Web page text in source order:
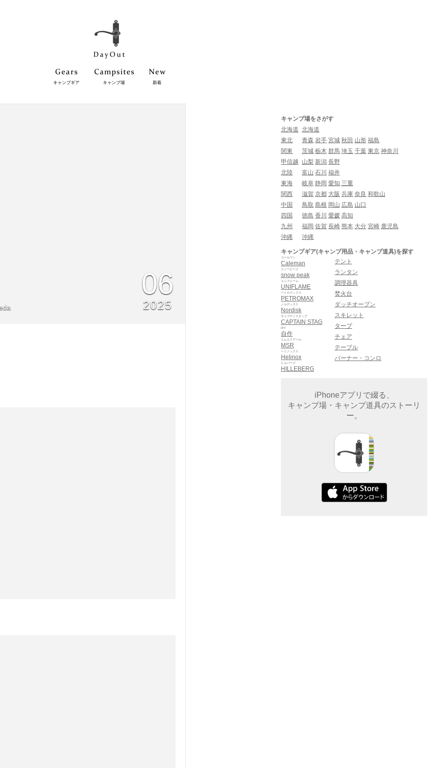
キャンプギア キャンプ場 新着
06
2025
キャンプ場をさがす
北海道 北海道
東北
青森 岩手 宮城 秋田 山形 福島
関東
茨城 栃木 群馬 埼玉 千葉 東京 神奈川
甲信越
山梨 新潟 長野
北陸
富山 石川 福井
東海
岐阜 静岡 愛知 三重
関西
滋賀 京都 大阪 兵庫 奈良 和歌山
中国
鳥取 島根 岡山 広島 山口
四国
徳島 香川 愛媛 高知
九州
福岡 佐賀 長崎 熊本 大分 宮崎 鹿児島
沖縄
沖縄
キャンプギア(キャンプ用品・キャンプ道具)を探す
Caleman
コールマン
snow peak
スノーピーク
UNIFLAME
ユニフレーム
PETROMAX
ペトロマックス
Nordisk
ノルディスク
CAPTAIN STAG
キャプテンスタッグ
自作
DIY
MSR
エムエスアール
Helinox
ヘリノックス
HILLEBERG
ヒルバーグ
テント
ランタン
調理器具
焚火台
ダッチオーブン
スキレット
タープ
チェア
テーブル
バーナー・コンロ
iPhoneアプリで綴る、
キャンプ場・キャンプ道具のストーリ
ー。